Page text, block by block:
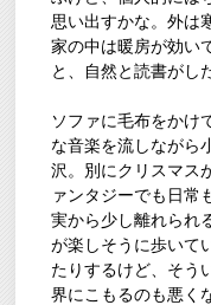
思い出すかな。外は
家の中は暖房が効い
と、自然と読書がし
ソファに毛布をかけ
な音楽を流しながら
沢。別にクリスマス
ァンタジーでも日常
実から少し離れられ
が楽しそうに歩いて
たりするけど、そう
界にこもるのも悪く